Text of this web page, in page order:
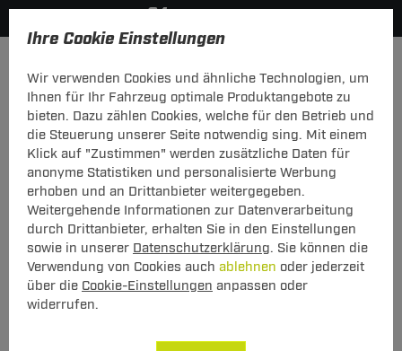
Ihre Cookie Einstellungen
Wir verwenden Cookies und ähnliche Technologien, um
Ihnen für Ihr Fahrzeug optimale Produktangebote zu
bieten. Dazu zählen Cookies, welche für den Betrieb und
die Steuerung unserer Seite notwendig sing. Mit einem
Klick auf "Zustimmen" werden zusätzliche Daten für
anonyme Statistiken und personalisierte Werbung
erhoben und an Drittanbieter weitergegeben.
Weitergehende Informationen zur Datenverarbeitung
durch Drittanbieter, erhalten Sie in den Einstellungen
sowie in unserer Datenschutzerklärung. Sie können die
Verwendung von Cookies auch ablehnen oder jederzeit
über die Cookie-Einstellungen anpassen oder
widerrufen.
Mein Konto
Falls Sie schon Kunde bei uns sind, melden Sie sich bitte
hier mit Ihrer E-Mail-Adresse und Ihrem Passwort an.
Ich bin bereits Kunde
Bitte mit E-Mail-Adresse und Passwort hier anmelden.
E-Mail: